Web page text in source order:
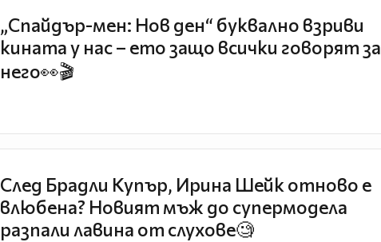
„Спайдър-мен: Нов ден“ буквално взриви
кината у нас – ето защо всички говорят за
него👀🎬
След Брадли Купър, Ирина Шейк отново е
влюбена? Новият мъж до супермодела
разпали лавина от слухове🧐